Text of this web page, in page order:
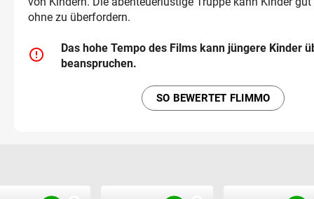
ohne zu überfordern.
error_outline
Das hohe Tempo des Films kann jüngere Kinder
beanspruchen.
SO BEWERTET FLIMMO